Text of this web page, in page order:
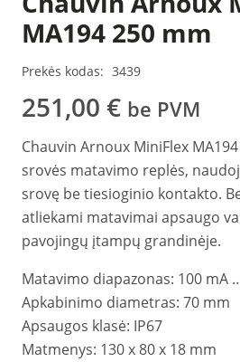
MA194 250 mm
Prekės kodas: 3439
251,00 € be PVM
Chauvin Arnoux MiniFlex
srovės matavimo replės,
srovę be tiesioginio kontakto.
atliekami matavimai apsaugo
pavojingų įtampų grandinėje.
Matavimo diapazonas: 100 mA
Apkabinimo diametras: 70 mm
Apsaugos klasė: IP67
Matmenys: 130 x 80 x 18 mm